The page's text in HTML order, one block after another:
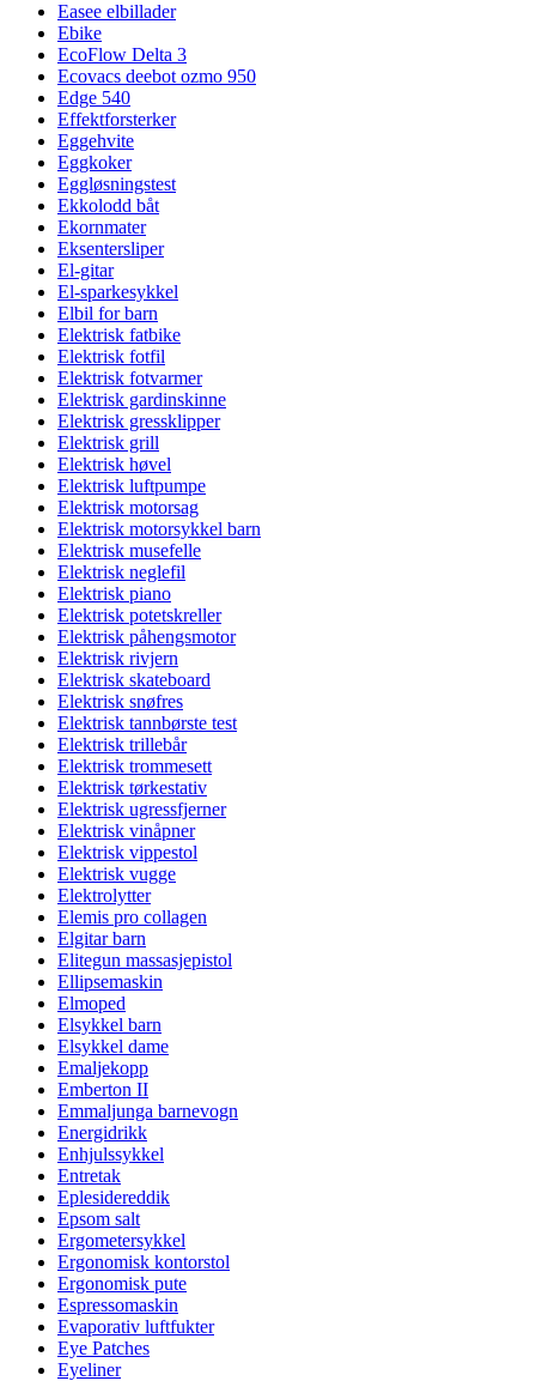
Easee elbillader
Ebike
EcoFlow Delta 3
Ecovacs deebot ozmo 950
Edge 540
Effektforsterker
Eggehvite
Eggkoker
Eggløsningstest
Ekkolodd båt
Ekornmater
Eksentersliper
El-gitar
El-sparkesykkel
Elbil for barn
Elektrisk fatbike
Elektrisk fotfil
Elektrisk fotvarmer
Elektrisk gardinskinne
Elektrisk gressklipper
Elektrisk grill
Elektrisk høvel
Elektrisk luftpumpe
Elektrisk motorsag
Elektrisk motorsykkel barn
Elektrisk musefelle
Elektrisk neglefil
Elektrisk piano
Elektrisk potetskreller
Elektrisk påhengsmotor
Elektrisk rivjern
Elektrisk skateboard
Elektrisk snøfres
Elektrisk tannbørste test
Elektrisk trillebår
Elektrisk trommesett
Elektrisk tørkestativ
Elektrisk ugressfjerner
Elektrisk vinåpner
Elektrisk vippestol
Elektrisk vugge
Elektrolytter
Elemis pro collagen
Elgitar barn
Elitegun massasjepistol
Ellipsemaskin
Elmoped
Elsykkel barn
Elsykkel dame
Emaljekopp
Emberton II
Emmaljunga barnevogn
Energidrikk
Enhjulssykkel
Entretak
Eplesidereddik
Epsom salt
Ergometersykkel
Ergonomisk kontorstol
Ergonomisk pute
Espressomaskin
Evaporativ luftfukter
Eye Patches
Eyeliner